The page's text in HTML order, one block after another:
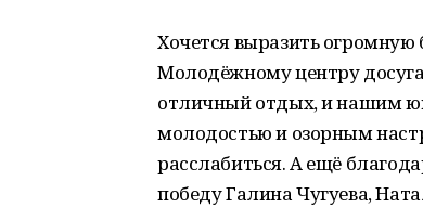
Хочется выразить
Молодёжному центру
отличный отдых, и нашим
молодостью и озорным
расслабиться. А ещё
победу Галина Чугуева,